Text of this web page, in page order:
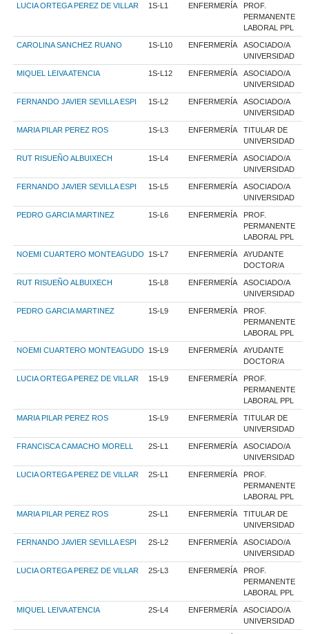
LUCIA ORTEGA PEREZ DE VILLAR 1S-L1 ENFERMERÍA
PROF.
PERMANENTE
LABORAL PPL
CAROLINA SANCHEZ RUANO 1S-L10 ENFERMERÍA
ASOCIADO/A
UNIVERSIDAD
MIQUEL LEIVA ATENCIA 1S-L12 ENFERMERÍA
ASOCIADO/A
UNIVERSIDAD
FERNANDO JAVIER SEVILLA ESPI 1S-L2 ENFERMERÍA
ASOCIADO/A
UNIVERSIDAD
MARIA PILAR PEREZ ROS 1S-L3 ENFERMERÍA
TITULAR DE
UNIVERSIDAD
RUT RISUEÑO ALBUIXECH 1S-L4 ENFERMERÍA
ASOCIADO/A
UNIVERSIDAD
FERNANDO JAVIER SEVILLA ESPI 1S-L5 ENFERMERÍA
ASOCIADO/A
UNIVERSIDAD
PEDRO GARCIA MARTINEZ 1S-L6 ENFERMERÍA
PROF.
PERMANENTE
LABORAL PPL
NOEMI CUARTERO MONTEAGUDO 1S-L7 ENFERMERÍA
AYUDANTE
DOCTOR/A
RUT RISUEÑO ALBUIXECH 1S-L8 ENFERMERÍA
ASOCIADO/A
UNIVERSIDAD
PEDRO GARCIA MARTINEZ 1S-L9 ENFERMERÍA
PROF.
PERMANENTE
LABORAL PPL
NOEMI CUARTERO MONTEAGUDO 1S-L9 ENFERMERÍA
AYUDANTE
DOCTOR/A
LUCIA ORTEGA PEREZ DE VILLAR 1S-L9 ENFERMERÍA
PROF.
PERMANENTE
LABORAL PPL
MARIA PILAR PEREZ ROS 1S-L9 ENFERMERÍA
TITULAR DE
UNIVERSIDAD
FRANCISCA CAMACHO MORELL 2S-L1 ENFERMERÍA
ASOCIADO/A
UNIVERSIDAD
LUCIA ORTEGA PEREZ DE VILLAR 2S-L1 ENFERMERÍA
PROF.
PERMANENTE
LABORAL PPL
MARIA PILAR PEREZ ROS 2S-L1 ENFERMERÍA
TITULAR DE
UNIVERSIDAD
FERNANDO JAVIER SEVILLA ESPI 2S-L2 ENFERMERÍA
ASOCIADO/A
UNIVERSIDAD
LUCIA ORTEGA PEREZ DE VILLAR 2S-L3 ENFERMERÍA
PROF.
PERMANENTE
LABORAL PPL
MIQUEL LEIVA ATENCIA 2S-L4 ENFERMERÍA
ASOCIADO/A
UNIVERSIDAD